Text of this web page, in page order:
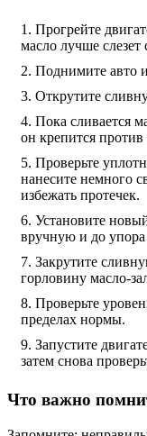
Прогрейте
масло лучше слезет
Поднимите авто
Открутите
Пока сливается
он крепится против
Проверьте
нанесите немного
избежать протечек.
Установите
вручную и до
Закрутите
горловину масло-
Проверьте
пределах нормы.
Запустите
затем снова
Что важно